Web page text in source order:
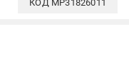
КОД MP31826011